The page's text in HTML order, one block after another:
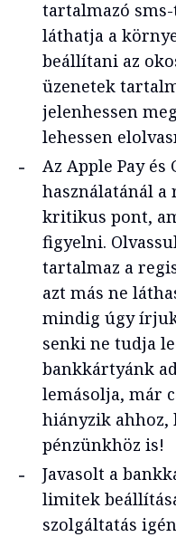
tartalmazó
láthatja a
beállítani az
üzenetek
jelenhessen
lehessen
Az Apple Pay és
használatánál
kritikus pont,
figyelni.
tartalmaz a
azt más ne
mindig úgy
senki ne tudja
bankkártyánk
lemásolja, már
hiányzik ahhoz,
pénzünkhöz is!
Javasolt a
limitek
szolgáltatás